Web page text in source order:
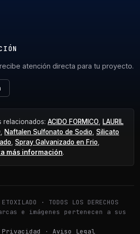
atención directa para tu proyecto.
relacionados: ACIDO FORMICO, LAURIL
, Naftalen Sulfonato de Sodio, Silicato
, Spray Galvanizado en Frio,
más información.
· TODOS LOS DERECHOS
e imágenes pertenecen a sus
· Aviso Legal